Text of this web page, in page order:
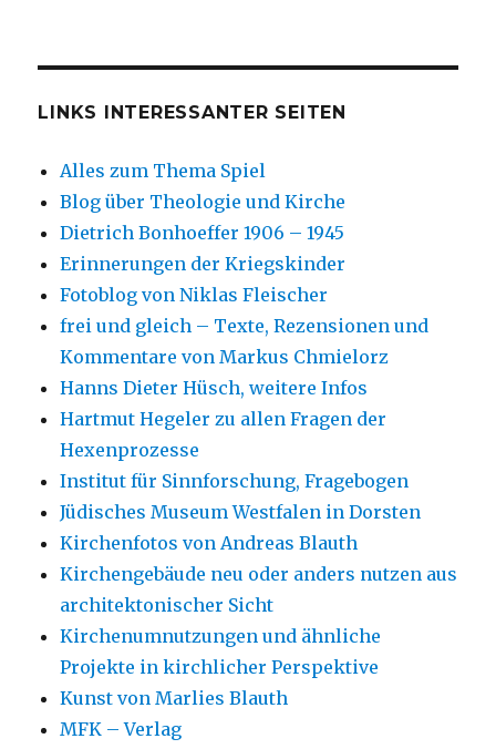
LINKS INTERESSANTER SEITEN
Alles zum Thema Spiel
Blog über Theologie und Kirche
Dietrich Bonhoeffer 1906 – 1945
Erinnerungen der Kriegskinder
Fotoblog von Niklas Fleischer
frei und gleich – Texte, Rezensionen und
Kommentare von Markus Chmielorz
Hanns Dieter Hüsch, weitere Infos
Hartmut Hegeler zu allen Fragen der
Hexenprozesse
Institut für Sinnforschung, Fragebogen
Jüdisches Museum Westfalen in Dorsten
Kirchenfotos von Andreas Blauth
Kirchengebäude neu oder anders nutzen aus
architektonischer Sicht
Kirchenumnutzungen und ähnliche
Projekte in kirchlicher Perspektive
Kunst von Marlies Blauth
MFK – Verlag